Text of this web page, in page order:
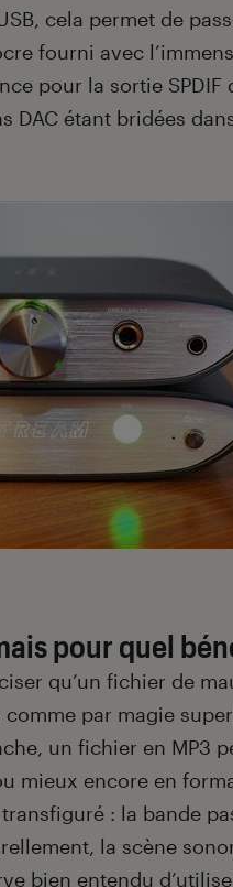
cela permet de
fourni avec
pour la sortie SPDIF
DAC étant bridées
pour quel
qu’un fichier de
par magie
un fichier en MP3
mieux encore en
: la bande
la scène
bien entendu